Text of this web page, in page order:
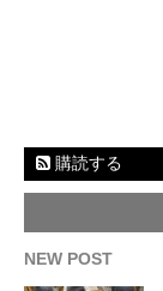
購読する
NEW POST